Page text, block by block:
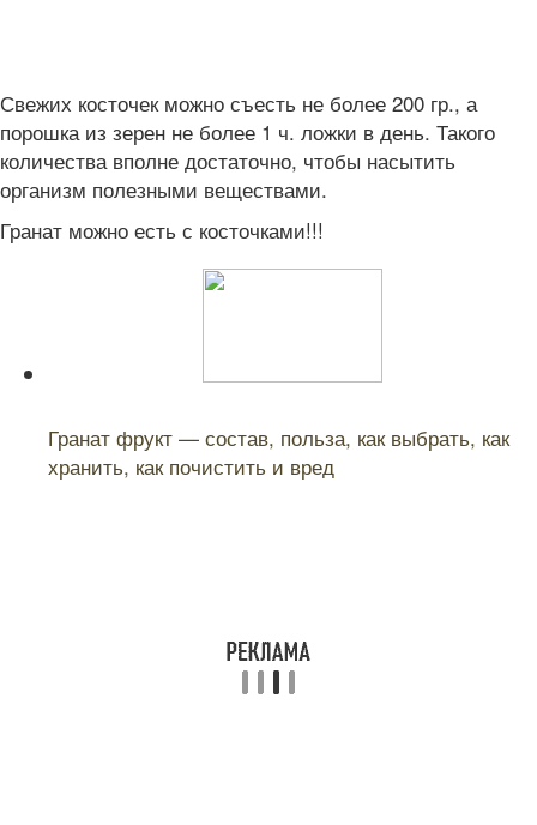
Свежих косточек можно съесть не более 200 гр., а
порошка из зерен не более 1 ч. ложки в день. Такого
количества вполне достаточно, чтобы насытить
организм полезными веществами.
Гранат можно есть с косточками!!!
Гранат фрукт — состав, польза, как выбрать, как
хранить, как почистить и вред